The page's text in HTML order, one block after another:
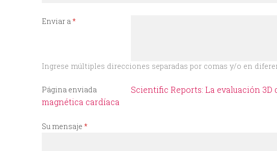
I
C
I
Enviar a*
Ingrese múltiples direcciones separadas por comas y/o en
Página enviada
Scientific Reports: La evaluación
magnética cardíaca
Su mensaje *